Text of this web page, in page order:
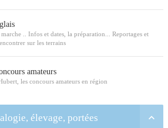
.. Infos et dates, la préparation... Reportages et
sur les terrains
amateurs
les concours amateurs en région
élevage, portées